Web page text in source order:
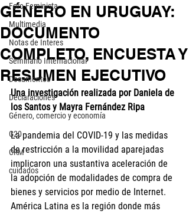
Foro Feminista
Multimedia
Notas de Interes
Seminario Internacional
Documentos
Declaraciones
Género, comercio y economía
G20
CRM
cuidados
GÉNERO EN URUGUAY:
DOCUMENTO
COMPLETO, ENCUESTA Y
RESUMEN EJECUTIVO
Una investigación realizada por Daniela de
los Santos y Mayra Fernández Ripa
La pandemia del COVID-19 y las medidas
de restricción a la movilidad aparejadas
implicaron una sustantiva aceleración de
la adopción de modalidades de compra de
bienes y servicios por medio de Internet.
América Latina es la región donde más